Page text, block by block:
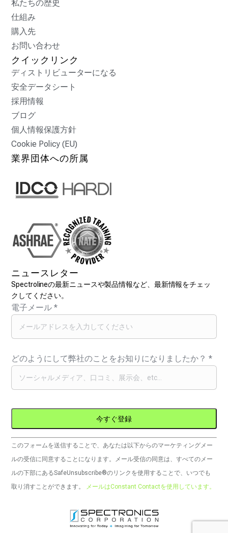
私たちの歴史
仕組み
購入先
お問い合わせ
クイックリンク
ディストリビューターになる
安全データシート
採用情報
ブログ
個人情報保護方針
Cookie Policy (EU)
業界団体への所属
ニュースレター
Spectrolineの最新ニュースや製品情報など、最新情報をチェッ
クしてください。
電子メール*
どのようにして弊社のことをお知りになりましたか？*
コ
ン
ス
タ
このフォームを送信することで、あなたは以下からのマーケティングメー
ルの受信に同意することになります。メール受信の同意は、すべてのメー
ルの下部にあるSafeUnsubscribe®のリンクを使用することで、いつでも
取り消すことができます。
メールはConstant Contactを使用しています。